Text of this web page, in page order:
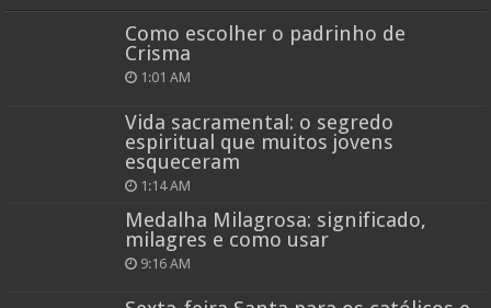
Como escolher o padrinho de
Crisma
1:01 AM
Vida sacramental: o segredo
espiritual que muitos jovens
esqueceram
1:14 AM
Medalha Milagrosa: significado,
milagres e como usar
9:16 AM